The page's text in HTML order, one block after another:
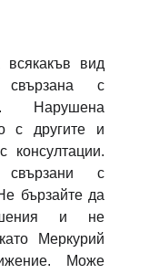
всякакъв вид
с
Нарушена
с другите и
консултации.
с
бързайте да
и не
Меркурий
Може